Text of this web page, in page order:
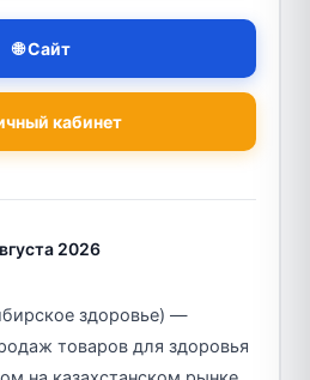
🌐 Сайт
кабинет
2026
здоровье) —
товаров для здоровья